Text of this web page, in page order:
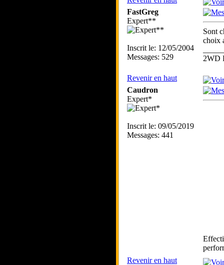
FastGreg
Expert**
Inscrit le: 12/05/2004
Messages: 529
Sont
choix
2WD
Revenir en haut
Caudron
Expert*
Inscrit le: 09/05/2019
Messages: 441
Revenir en haut